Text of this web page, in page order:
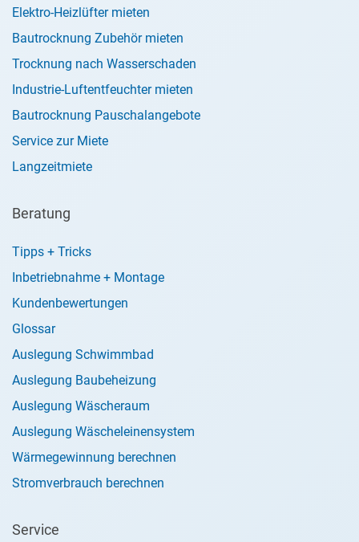
Elektro-Heizlüfter mieten
Bautrocknung Zubehör mieten
Trocknung nach Wasserschaden
Industrie-Luftentfeuchter mieten
Bautrocknung Pauschalangebote
Service zur Miete
Langzeitmiete
Beratung
Tipps + Tricks
Inbetriebnahme + Montage
Kundenbewertungen
Glossar
Auslegung Schwimmbad
Auslegung Baubeheizung
Auslegung Wäscheraum
Auslegung Wäscheleinensystem
Wärmegewinnung berechnen
Stromverbrauch berechnen
Service